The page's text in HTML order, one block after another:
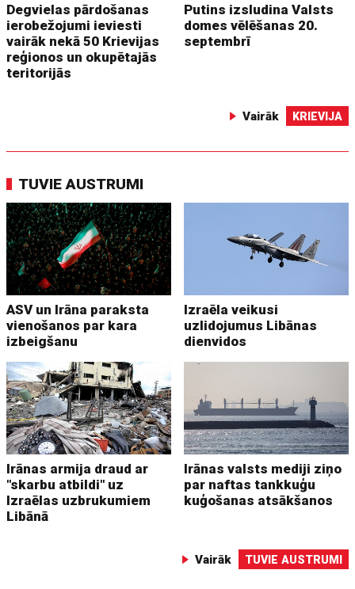
Degvielas pārdošanas
ierobežojumi ieviesti
vairāk nekā 50 Krievijas
reģionos un okupētajās
teritorijās
Putins izsludina Valsts
domes vēlēšanas 20.
septembrī
Vairāk KRIEVIJA
TUVIE AUSTRUMI
ASV un Irāna paraksta
vienošanos par kara
izbeigšanu
Izraēla veikusi
uzlidojumus Libānas
dienvidos
Irānas armija draud ar
"skarbu atbildi" uz
Izraēlas uzbrukumiem
Libānā
Irānas valsts mediji ziņo
par naftas tankkuģu
kuģošanas atsākšanos
Vairāk TUVIE AUSTRUMI